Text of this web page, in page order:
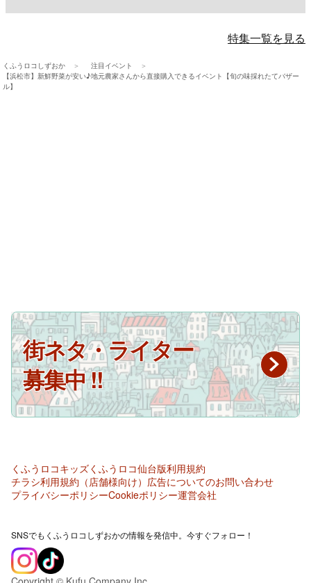
特集一覧を見る
くふうロコしずおか
注目イベント
【浜松市】新鮮野菜が安い♪地元農家さんから直接購入できるイベント【旬の味採れたてバザー
ル】
街ネタ・ライター
募集中 !!
くふうロコキッズくふうロコ仙台版利用規約
チラシ利用規約（店舗様向け） 広告についてのお問い合わせ
プライバシーポリシーCookieポリシー運営会社
SNSでもくふうロコしずおかの情報を発信中。今すぐフォロー！